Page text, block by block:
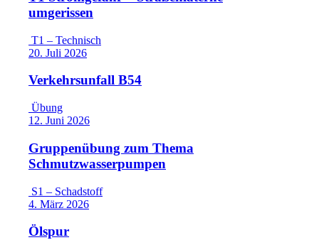
umgerissen
T1 – Technisch
20. Juli 2026
Verkehrsunfall B54
Übung
12. Juni 2026
Gruppenübung zum Thema
Schmutzwasserpumpen
S1 – Schadstoff
4. März 2026
Ölspur